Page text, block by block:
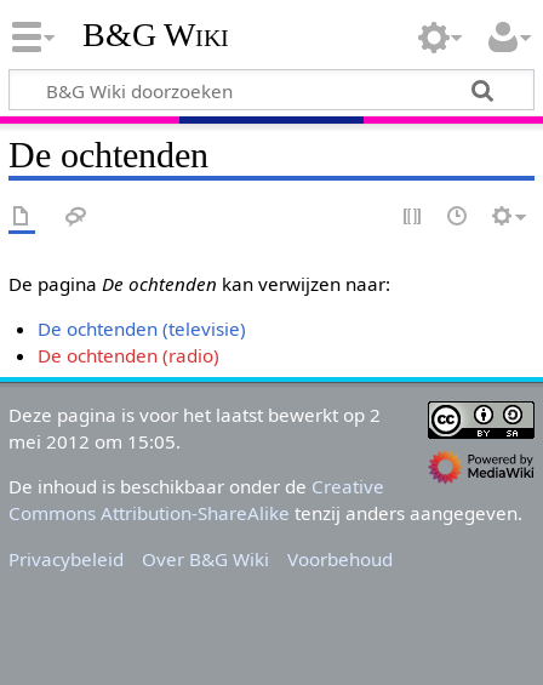
B&G Wiki
De ochtenden
De pagina De ochtenden kan verwijzen naar:
De ochtenden (televisie)
De ochtenden (radio)
Deze pagina is voor het laatst bewerkt op 2
mei 2012 om 15:05.
De inhoud is beschikbaar onder de Creative
Commons Attribution-ShareAlike tenzij anders aangegeven.
Privacybeleid
Over B&G Wiki Voorbehoud